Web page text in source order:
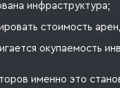
инфраструктура;
стоимость
окупаемость
именно это